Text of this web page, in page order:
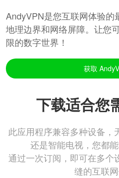
AndyVPN是您互联网体验的
地理边界和网络屏障。让您
限的数字世界！
获取
下载适合您
此应用程序兼容多种设备，
还是智能电视，您都能
通过一次订阅，即可在多个
缝的互联网